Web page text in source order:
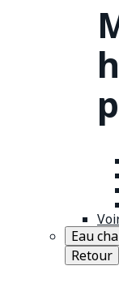
Eau
Retour